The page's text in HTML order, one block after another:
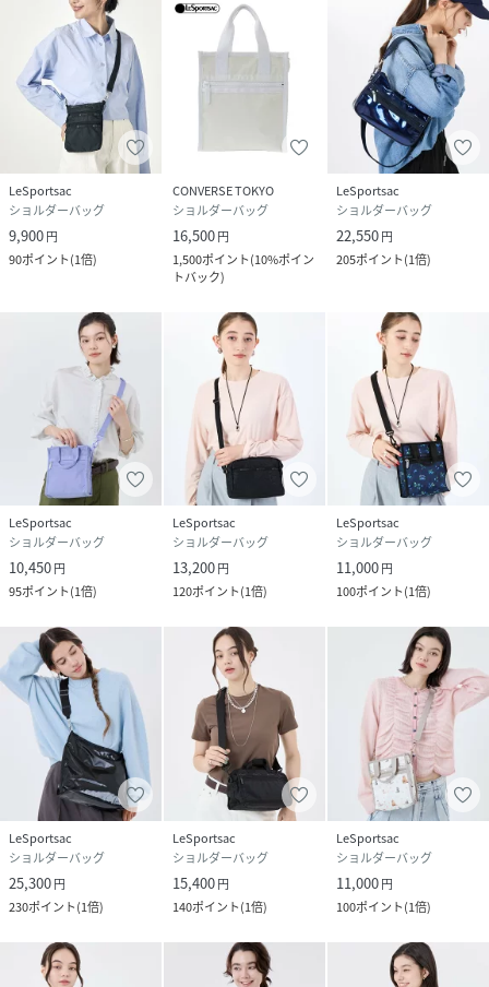
LeSportsac
ショルダーバッグ
9,900円
90ポイント(1倍)
CONVERSE TOKYO
ショルダーバッグ
16,500円
1,500ポイント(10%ポイン
トバック)
LeSportsac
ショルダーバッグ
22,550円
205ポイント(1倍)
LeSportsac
ショルダーバッグ
10,450円
95ポイント(1倍)
LeSportsac
ショルダーバッグ
13,200円
120ポイント(1倍)
LeSportsac
ショルダーバッグ
11,000円
100ポイント(1倍)
LeSportsac
ショルダーバッグ
25,300円
230ポイント(1倍)
LeSportsac
ショルダーバッグ
15,400円
140ポイント(1倍)
LeSportsac
ショルダーバッグ
11,000円
100ポイント(1倍)